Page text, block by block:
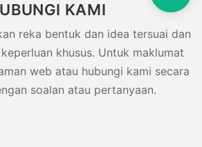
KAMI
reka bentuk dan idea tersuai dan
khusus. Untuk maklumat
web atau hubungi kami secara
soalan atau pertanyaan.